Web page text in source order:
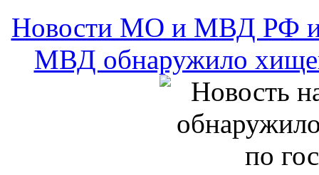
Новости МО и МВД РФ
МВД обнаружило